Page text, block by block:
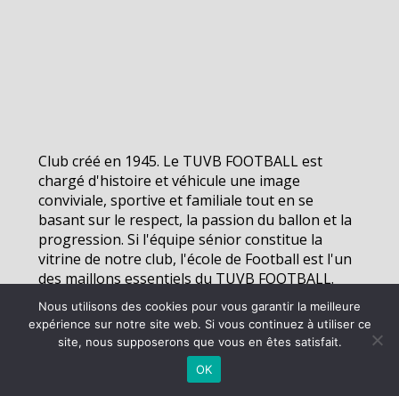
Club créé en 1945. Le TUVB FOOTBALL est
chargé d'histoire et véhicule une image
conviviale, sportive et familiale tout en se
basant sur le respect, la passion du ballon et la
progression. Si l'équipe sénior constitue la
vitrine de notre club, l'école de Football est l'un
des maillons essentiels du TUVB FOOTBALL.
© 2026 - TUVB Football | Site internet réalisé par
MENTIONS LÉGALES
Nous utilisons des cookies pour vous garantir la meilleure
expérience sur notre site web. Si vous continuez à utiliser ce
site, nous supposerons que vous en êtes satisfait.
OK